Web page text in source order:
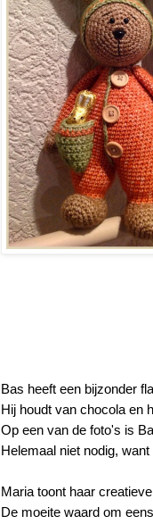
Bas heeft een bijzonder
Hij houdt van chocola en
Op een van de foto's is
Helemaal niet nodig,
Maria toont haar
De moeite waard om